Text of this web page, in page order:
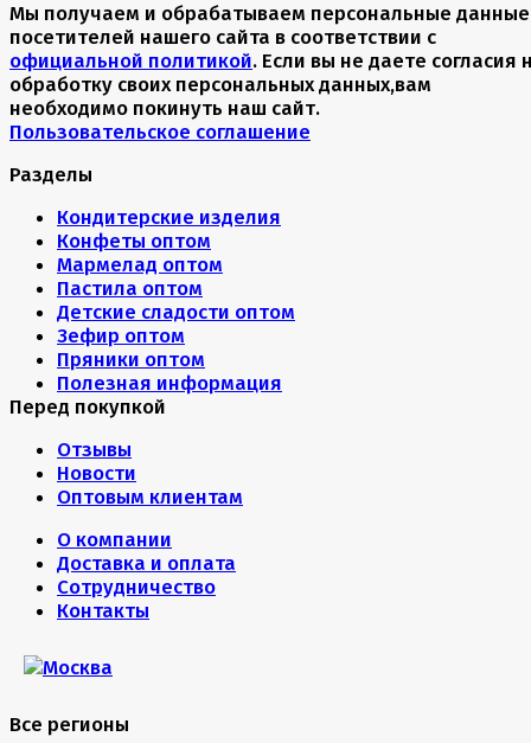
Мы получаем и обрабатываем персональные данные
посетителей нашего сайта в соответствии с
официальной политикой. Если вы не даете согласия
обработку своих персональных данных,вам
необходимо покинуть наш сайт.
Пользовательское соглашение
Разделы
Кондитерские изделия
Конфеты оптом
Мармелад оптом
Пастила оптом
Детские сладости оптом
Зефир оптом
Пряники оптом
Полезная информация
Перед покупкой
Отзывы
Новости
Оптовым клиентам
О компании
Доставка и оплата
Сотрудничество
Контакты
Все регионы